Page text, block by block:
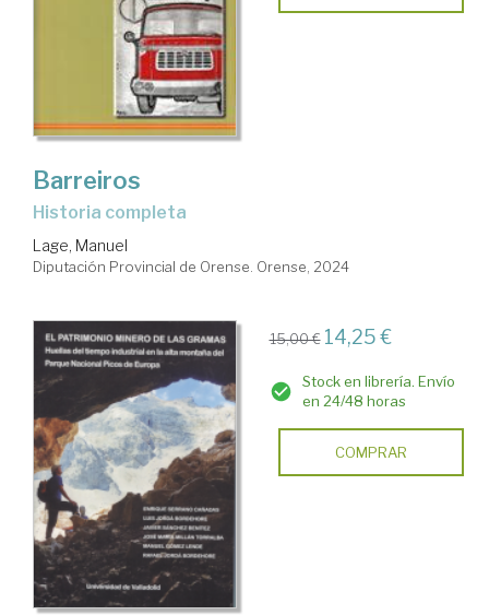
Barreiros
Historia completa
Lage, Manuel
Diputación Provincial de Orense. Orense, 2024
15,00 € 14,25 €
Stock en librería. Envío
en 24/48 horas
COMPRAR